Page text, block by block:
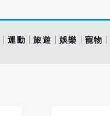
運動 旅遊 娛樂 寵物